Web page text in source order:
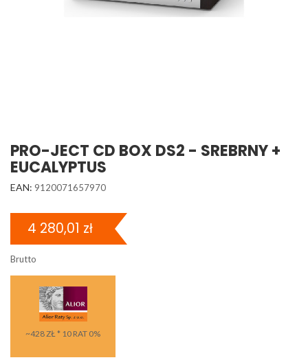
PRO-JECT CD BOX DS2 - SREBRNY +
EUCALYPTUS
EAN: 9120071657970
4 280,01 zł
Brutto
~428 ZŁ * 10 RAT 0%